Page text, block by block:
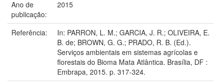
Ano de
publicação:
2015
Referência:
In: PARRON, L. M.; GARCIA, J. R.; OLIVEIRA, E.
B. de; BROWN, G. G.; PRADO, R. B. (Ed.).
Serviços ambientais em sistemas agrícolas e
florestais do Bioma Mata Atlântica. Brasília, DF :
Embrapa, 2015. p. 317-324.